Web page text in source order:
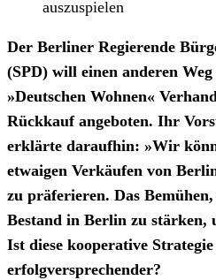
auszuspielen
Der Berliner Regierende
(SPD) will einen anderen
»Deutschen Wohnen«
Rückkauf angeboten. Ihr
erklärte daraufhin: »Wir
etwaigen Verkäufen von
zu präferieren. Das
Bestand in Berlin zu stärken,
Ist diese kooperative
erfolgversprechender?